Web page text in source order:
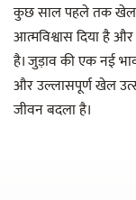
कुछ साल पहले तक खेल
आत्मविश्वास दिया है
है। जुड़ाव की एक नई
और उल्लासपूर्ण खेल
जीवन बदला है।